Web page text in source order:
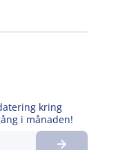
kring
i månaden!
Submit